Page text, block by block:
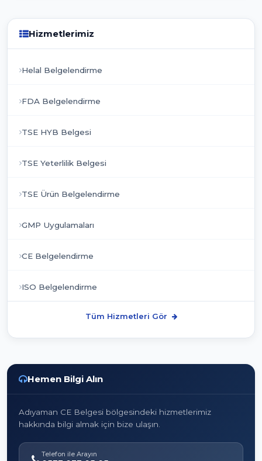
Hizmetlerimiz
Helal Belgelendirme
FDA Belgelendirme
TSE HYB Belgesi
TSE Yeterlilik Belgesi
TSE Ürün Belgelendirme
GMP Uygulamaları
CE Belgelendirme
ISO Belgelendirme
Tüm Hizmetleri Gör
Hemen Bilgi Alın
Adıyaman CE Belgesi bölgesindeki hizmetlerimiz
hakkında bilgi almak için bize ulaşın.
Telefon ile Arayın